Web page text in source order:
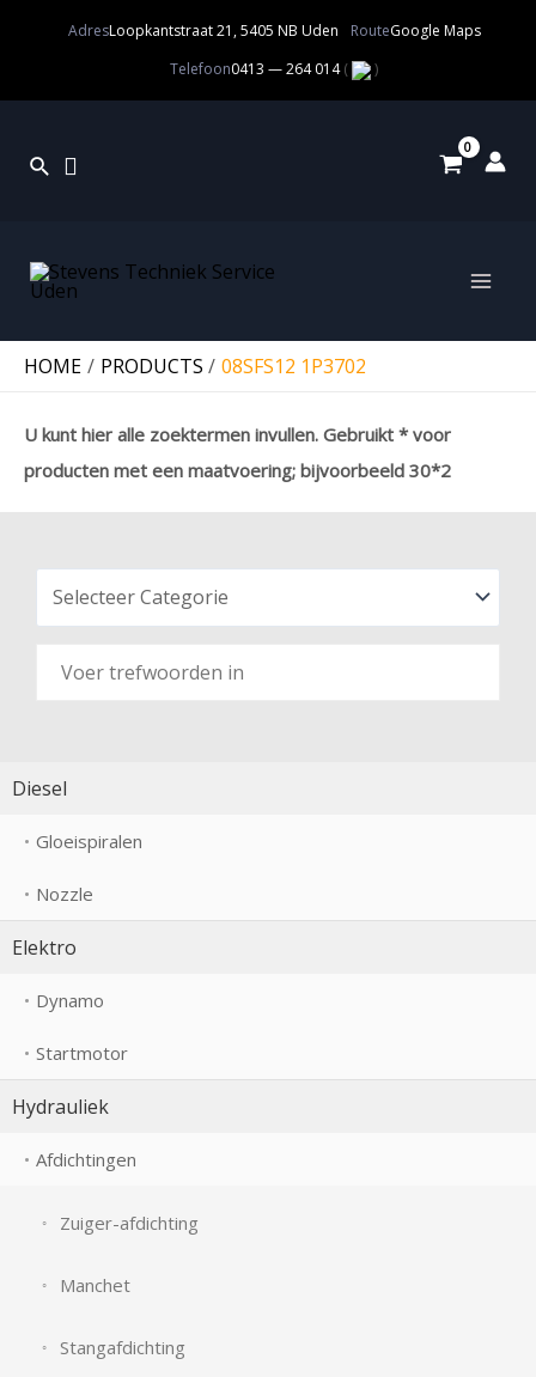
AdresLoopkantstraat 21, 5405 NB Uden RouteGoogle Maps
Telefoon0413 — 264 014( )
HOME PRODUCTS 08SFS12 1P3702
U kunt hier alle zoektermen invullen. Gebruikt * voor
producten met een maatvoering; bijvoorbeeld 30*2
Diesel
Gloeispiralen
Nozzle
Elektro
Dynamo
Startmotor
Hydrauliek
Afdichtingen
Zuiger-afdichting
Manchet
Stangafdichting